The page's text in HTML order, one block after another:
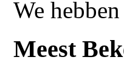
We
Meest